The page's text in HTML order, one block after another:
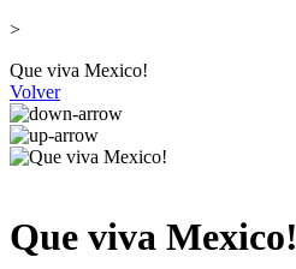
>
Que viva Mexico!
Volver
Que viva Mexico!